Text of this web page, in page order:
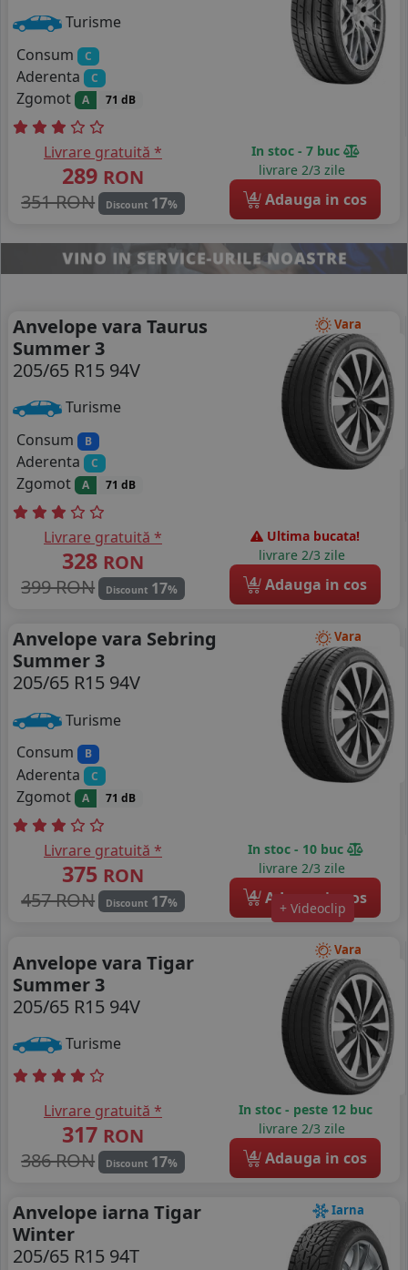
Turisme
Consum
C
Aderenta C
Zgomot A 71 dB
Livrare gratuită *
289 RON
351 RON
Discount 17%
In stoc - 7 buc
livrare 2/3 zile
4 Adauga in cos
Vara
Anvelope vara Taurus
Summer 3
205/65 R15 94V
Turisme
Consum
B
Aderenta C
Zgomot A 71 dB
Livrare gratuită *
328 RON
399 RON
Discount 17%
Ultima bucata!
livrare 2/3 zile
4 Adauga in cos
Vara
+ Videoclip
Anvelope vara Sebring
Summer 3
205/65 R15 94V
Turisme
Consum
B
Aderenta C
Zgomot A 71 dB
Livrare gratuită *
375 RON
457 RON
Discount 17%
In stoc - 10 buc
livrare 2/3 zile
4 Adauga in cos
Vara
Anvelope vara Tigar
Summer 3
205/65 R15 94V
Turisme
Livrare gratuită *
317 RON
386 RON
Discount 17%
In stoc - peste 12 buc
livrare 2/3 zile
4 Adauga in cos
Iarna
Anvelope iarna Tigar
Winter
205/65 R15 94T